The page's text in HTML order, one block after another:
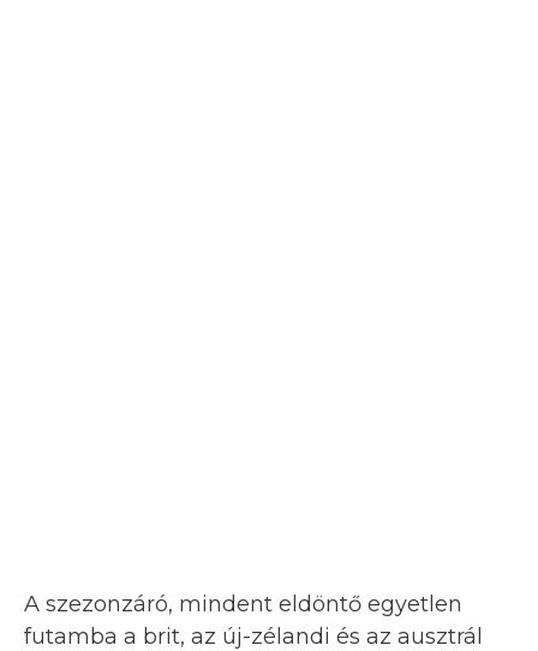
A szezonzáró, mindent eldöntő egyetlen
futamba a brit, az új-zélandi és az ausztrál